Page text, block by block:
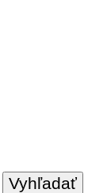
Vyhľadať